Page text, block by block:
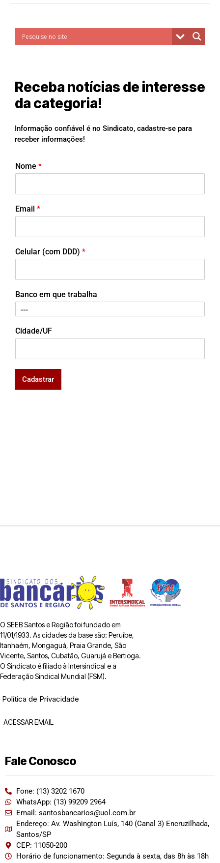
Receba notícias de interesse
da categoria!
Informação confiável é no Sindicato, cadastre-se para
receber informações!
Nome *
Email *
Celular (com DDD) *
Banco em que trabalha
Cidade/UF
Cadastrar
O SEEB Santos e Região foi fundado em
11/01/1933. As cidades da base são: Peruíbe,
Itanhaém, Mongaguá, Praia Grande, São
Vicente, Santos, Cubatão, Guarujá e Bertioga.
O Sindicato é filiado à Intersindical e a
Federação Sindical Mundial (FSM).
Política de Privacidade
ACESSAR EMAIL
Fale Conosco
Fone: (13) 3202 1670
WhatsApp: (13) 99209 2964
Email: santosbancarios@uol.com.br
Endereço: Av. Washington Luís, 140 (Canal 3) Encruzilhada,
Santos/SP
CEP: 11050-200
Horário de funcionamento: Segunda à sexta, das 8h às 18h